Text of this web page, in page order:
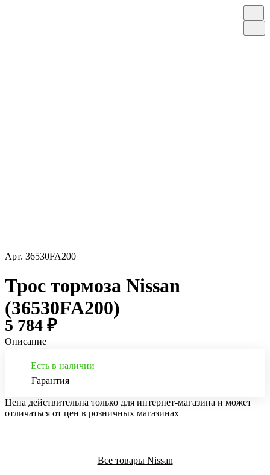
Арт. 36530FA200
Трос тормоза Nissan
(36530FA200)
5 784 ₽
Описание
Есть в наличии
Гарантия
Цена действительна только для интернет-магазина и может
отличаться от цен в розничных магазинах
Все товары Nissan